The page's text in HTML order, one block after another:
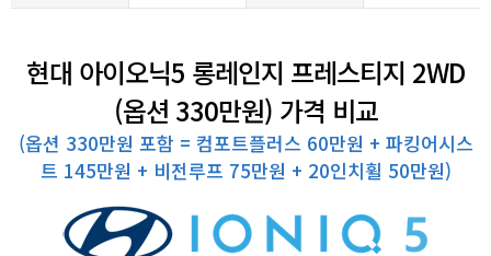
현대 아이오닉5 롱레인지 프레스티지 2WD
(옵션 330만원) 가격 비교
(옵션 330만원 포함 = 컴포트플러스 60만원 + 파킹어시스
트 145만원 + 비전루프 75만원 + 20인치휠 50만원)